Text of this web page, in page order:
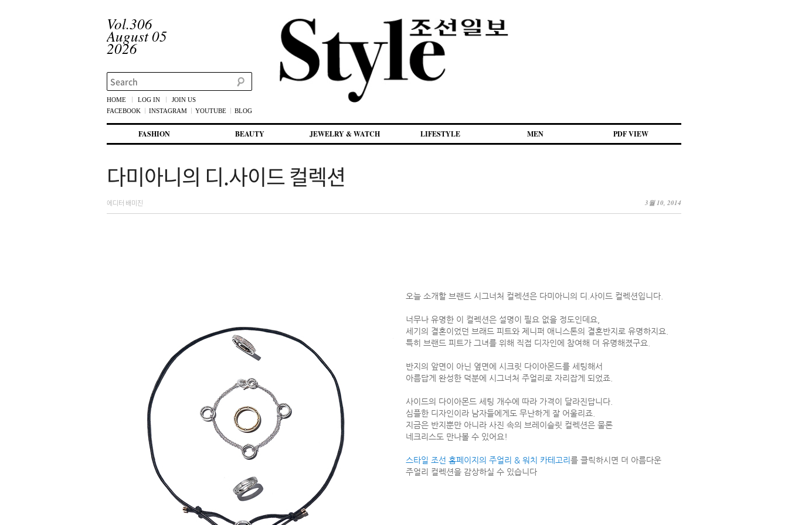
Vol.306
August 05
2026
Search
HOME LOG IN
JOIN US
FACEBOOK
INSTAGRAM YOUTUBE BLOG
첫번째 컨텐츠로 뛰어넘기
두번째 컨텐츠로 뛰어넘기
FASHION BEAUTY JEWELRY & WATCH LIFESTYLE MEN PDF VIEW
다미아니의 디.사이드 컬렉션
3월 10, 2014
에디터 배미진
오늘 소개할 브랜드 시그너처 컬렉션은 다미아니의 디.사이드 컬렉션입니다.
너무나 유명한 이 컬렉션은 설명이 필요 없을 정도인데요,
세기의 결혼이었던 브래드 피트와 제니퍼 애니스톤의 결혼반지로 유명하지요.
특히 브랜드 피트가 그녀를 위해 직접 디자인에 참여해 더 유명해졌구요.
반지의 앞면이 아닌 옆면에 시크릿 다이아몬드를 세팅해서
아름답게 완성한 덕분에 시그너처 주얼리로 자리잡게 되었죠.
사이드의 다이아몬드 세팅 개수에 따라 가격이 달라진답니다.
심플한 디자인이라 남자들에게도 무난하게 잘 어울리죠.
지금은 반지뿐만 아니라 사진 속의 브레이슬릿 컬렉션은 물론
네크리스도 만나볼 수 있어요!
스타일 조선 홈페이지의 주얼리 & 워치 카테고리를 클릭하시면 더 아름다운
주얼리 컬렉션을 감상하실 수 있습니다